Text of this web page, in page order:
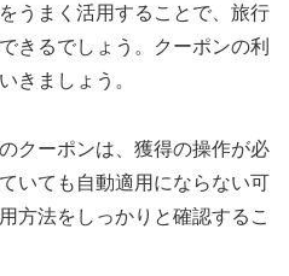
うまく活用することで、旅行
きるでしょう。クーポンの利
きましょう。
クーポンは、獲得の操作が必
いても自動適用にならない可
方法をしっかりと確認するこ